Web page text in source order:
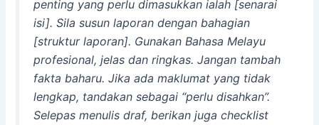
penting yang perlu dimasukkan ialah [senarai
isi]. Sila susun laporan dengan bahagian
[struktur laporan]. Gunakan Bahasa Melayu
profesional, jelas dan ringkas. Jangan tambah
fakta baharu. Jika ada maklumat yang tidak
lengkap, tandakan sebagai “perlu disahkan”.
Selepas menulis draf, berikan juga checklist